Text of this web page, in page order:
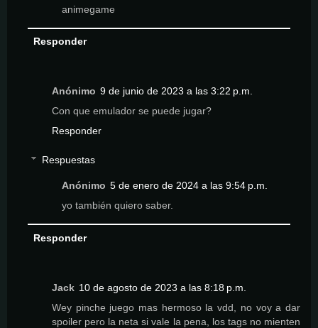
animegame
Responder
Anónimo 9 de junio de 2023 a las 3:22 p.m.
Con que emulador se puede jugar?
Responder
Respuestas
Anónimo 5 de enero de 2024 a las 9:54 p.m.
yo también quiero saber.
Responder
Jack 10 de agosto de 2023 a las 8:18 p.m.
Wey pinche juego mas hermoso la vdd, no voy a dar
spoiler pero la neta si vale la pena, los tags no mienten